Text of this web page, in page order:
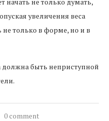
увеличения веса
не только в форме, но и в
быть неприступной
0 comment